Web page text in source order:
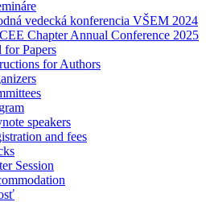
vedecká konferencia VŠEM 2024
Chapter Annual Conference 2025
for Papers
for Authors
speakers
and fees
Session